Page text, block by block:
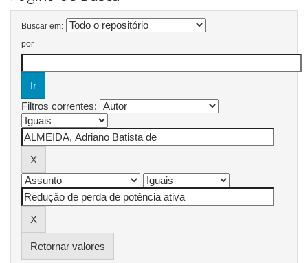
Buscar em:
por
Filtros correntes:
Retornar valores